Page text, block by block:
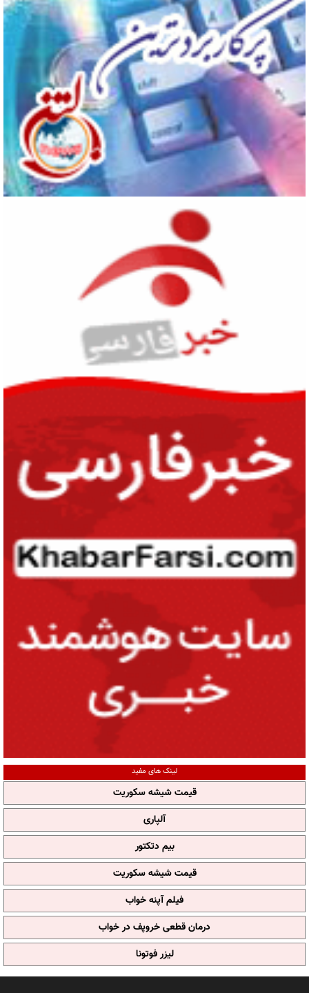
لینک های مفید
قیمت شیشه سکوریت
آلپاری
بیم دتکتور
قیمت شیشه سکوریت
فیلم آپنه خواب
درمان قطعی خروپف در خواب
لیزر فوتونا